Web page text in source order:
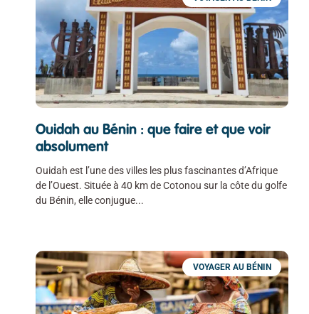
Ouidah au Bénin : que faire et que voir
absolument
Ouidah est l’une des villes les plus fascinantes d’Afrique
de l’Ouest. Située à 40 km de Cotonou sur la côte du golfe
du Bénin, elle conjugue
VOYAGER AU BÉNIN